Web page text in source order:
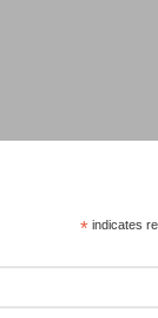
*indicates